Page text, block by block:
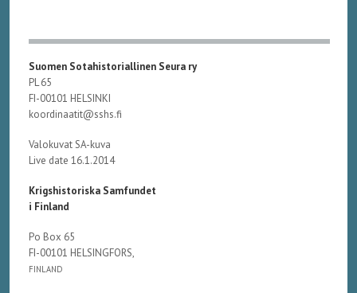
Suomen Sotahistoriallinen Seura ry
PL 65
FI-00101 HELSINKI
koordinaatit@sshs.fi
Valokuvat SA-kuva
Live date 16.1.2014
Krigshistoriska Samfundet
i Finland
Po Box 65
FI-00101 HELSINGFORS,
FINLAND